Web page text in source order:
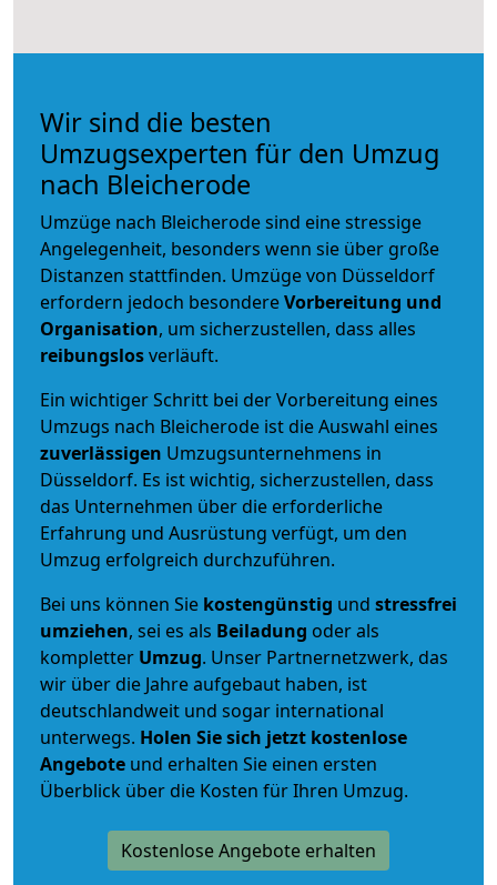
Wir sind die besten
Umzugsexperten für den Umzug
nach Bleicherode
Umzüge nach Bleicherode sind eine stressige
Angelegenheit, besonders wenn sie über große
Distanzen stattfinden. Umzüge von Düsseldorf
erfordern jedoch besondereVorbereitung und
Organisation, um sicherzustellen, dass alles
reibungslosverläuft.
Ein wichtiger Schritt bei der Vorbereitung eines
Umzugs nach Bleicherode ist die Auswahl eines
zuverlässigen Umzugsunternehmens in
Düsseldorf. Es ist wichtig, sicherzustellen, dass
das Unternehmen über die erforderliche
Erfahrung und Ausrüstung verfügt, um den
Umzug erfolgreich durchzuführen.
Bei uns können Sie kostengünstig und stressfrei
umziehen, sei es als Beiladung oder als
kompletter Umzug. Unser Partnernetzwerk, das
wir über die Jahre aufgebaut haben, ist
deutschlandweit und sogar international
unterwegs. Holen Sie sich jetzt kostenlose
Angebote und erhalten Sie einen ersten
Überblick über die Kosten für Ihren Umzug.
Kostenlose Angebote erhalten